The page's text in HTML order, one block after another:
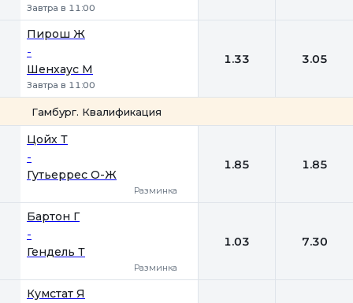
Завтра в 11:00
Пирош Ж
-
Шенхаус М
Завтра в 11:00
1.33 3.05
Гамбург. Квалификация
Цойх Т
-
Гутьеррес О-Ж
Разминка
1.85 1.85
Бартон Г
-
Гендель Т
Разминка
1.03 7.30
Кумстат Я